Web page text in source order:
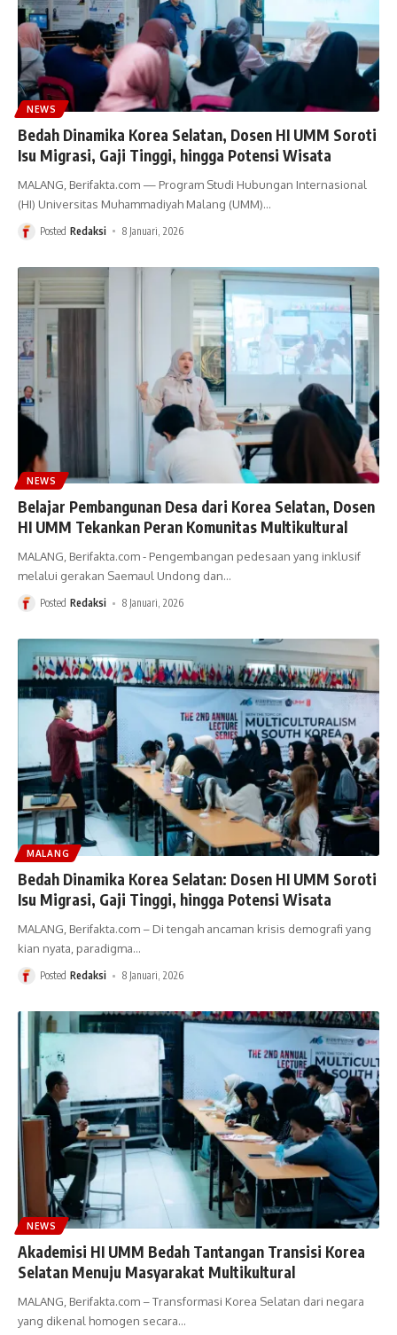
NEWS
Bedah Dinamika Korea Selatan, Dosen HI UMM Soroti
Isu Migrasi, Gaji Tinggi, hingga Potensi Wisata
MALANG, Berifakta.com — Program Studi Hubungan Internasional
(HI) Universitas Muhammadiyah Malang (UMM)…
Posted Redaksi 8 Januari, 2026
NEWS
Belajar Pembangunan Desa dari Korea Selatan, Dosen
HI UMM Tekankan Peran Komunitas Multikultural
MALANG, Berifakta.com - Pengembangan pedesaan yang inklusif
melalui gerakan Saemaul Undong dan…
Posted Redaksi 8 Januari, 2026
MALANG
Bedah Dinamika Korea Selatan: Dosen HI UMM Soroti
Isu Migrasi, Gaji Tinggi, hingga Potensi Wisata
MALANG, Berifakta.com – Di tengah ancaman krisis demografi yang
kian nyata, paradigma…
Posted Redaksi 8 Januari, 2026
NEWS
Akademisi HI UMM Bedah Tantangan Transisi Korea
Selatan Menuju Masyarakat Multikultural
MALANG, Berifakta.com – Transformasi Korea Selatan dari negara
yang dikenal homogen secara…